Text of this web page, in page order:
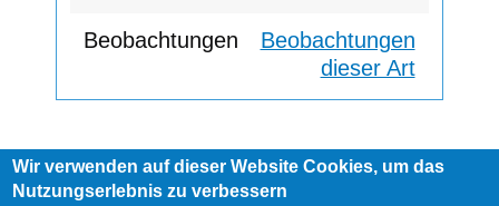
Beobachtungen
dieser Art
Footer
AGB Impressum Links
Wir verwenden auf dieser Website Cookies, um das
Nutzungserlebnis zu verbessern